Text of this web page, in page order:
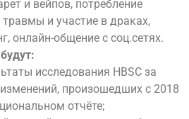
и вейпов, потребление
и участие в драках,
онлайн-общение с соц.сетях.
исследования HBSC за
произошедших с 2018
отчёте;